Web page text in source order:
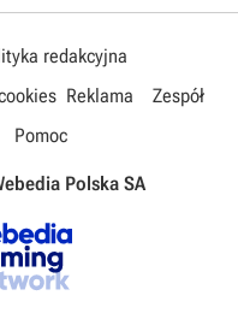
redakcyjna
Reklama
Zespół
Pomoc
Polska SA